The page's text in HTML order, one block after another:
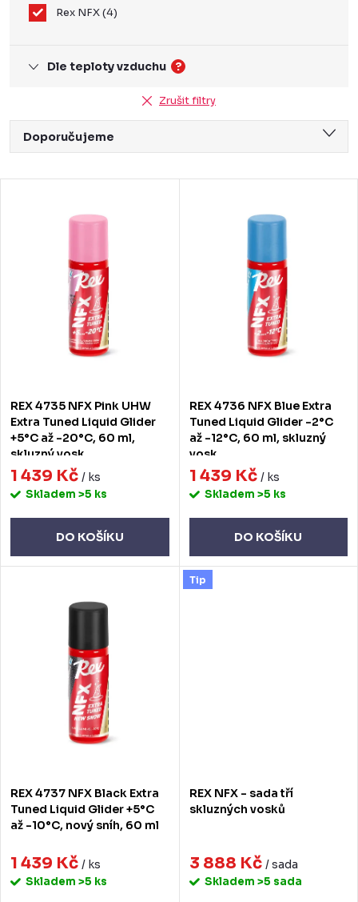
Rex NFX 4
Dle teploty vzduchu ?
Zrušit filtry
Ř
a
u
k
t
ů
Doporučujeme
Abecedně
d
u
k
REX 4735 NFX Pink UHW
Extra Tuned Liquid Glider
+5°C až -20°C, 60 ml,
skluzný vosk
1 439 Kč / ks
Skladem >5 ks
DO KOŠÍKU
REX 4736 NFX Blue Extra
Tuned Liquid Glider -2°C
až -12°C, 60 ml, skluzný
vosk
1 439 Kč / ks
Skladem >5 ks
DO KOŠÍKU
REX 4737 NFX Black Extra
Tuned Liquid Glider +5°C
až -10°C, nový sníh, 60 ml
1 439 Kč / ks
Skladem >5 ks
Tip
REX NFX - sada tří
skluzných vosků
3 888 Kč / sada
Skladem >5 sada